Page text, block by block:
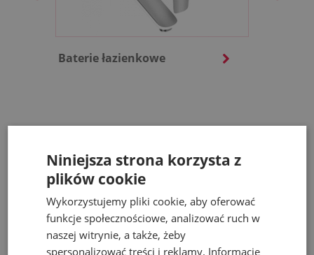
Baterie łazienkowe
Nasze artykuły
Zobacz więcej
Niniejsza strona korzysta z
plików cookie
Wykorzystujemy pliki cookie, aby oferować
funkcje społecznościowe, analizować ruch w
naszej witrynie, a także, żeby
spersonalizować treści i reklamy. Informacje